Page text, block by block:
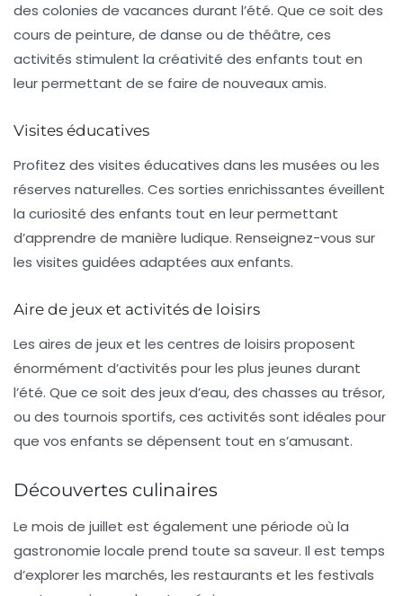
des colonies de vacances durant l’été. Que ce soit des
cours de peinture, de danse ou de théâtre, ces
activités stimulent la créativité des enfants tout en
leur permettant de se faire de nouveaux amis.
Visites éducatives
Profitez des visites éducatives dans les musées ou les
réserves naturelles. Ces sorties enrichissantes éveillent
la curiosité des enfants tout en leur permettant
d’apprendre de manière ludique. Renseignez-vous sur
les visites guidées adaptées aux enfants.
Aire de jeux et activités de loisirs
Les aires de jeux et les centres de loisirs proposent
énormément d’activités pour les plus jeunes durant
l’été. Que ce soit des jeux d’eau, des chasses au trésor,
ou des tournois sportifs, ces activités sont idéales pour
que vos enfants se dépensent tout en s’amusant.
Découvertes culinaires
Le mois de juillet est également une période où la
gastronomie locale prend toute sa saveur. Il est temps
d’explorer les marchés, les restaurants et les festivals